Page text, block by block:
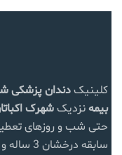
کلینیکدندان پزشکی
بیمهنزدیکشهرک
حتی شب و روزهای